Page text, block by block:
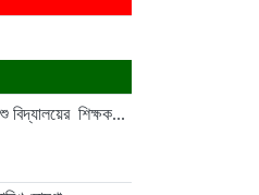
মরদেহ
বিদ্যালয়ের শিক্ষক...